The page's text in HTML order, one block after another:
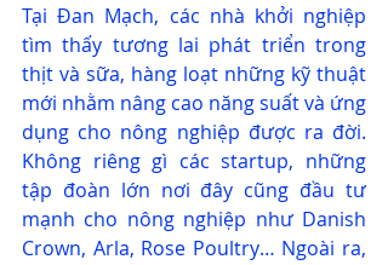
Tại Đan Mạch, các nhà khởi nghiệp
tìm thấy tương lai phát triển trong
thịt và sữa, hàng loạt những kỹ thuật
mới nhằm nâng cao năng suất và ứng
dụng cho nông nghiệp được ra đời.
Không riêng gì các startup, những
tập đoàn lớn nơi đây cũng đầu tư
mạnh cho nông nghiệp như Danish
Crown, Arla, Rose Poultry… Ngoài ra,